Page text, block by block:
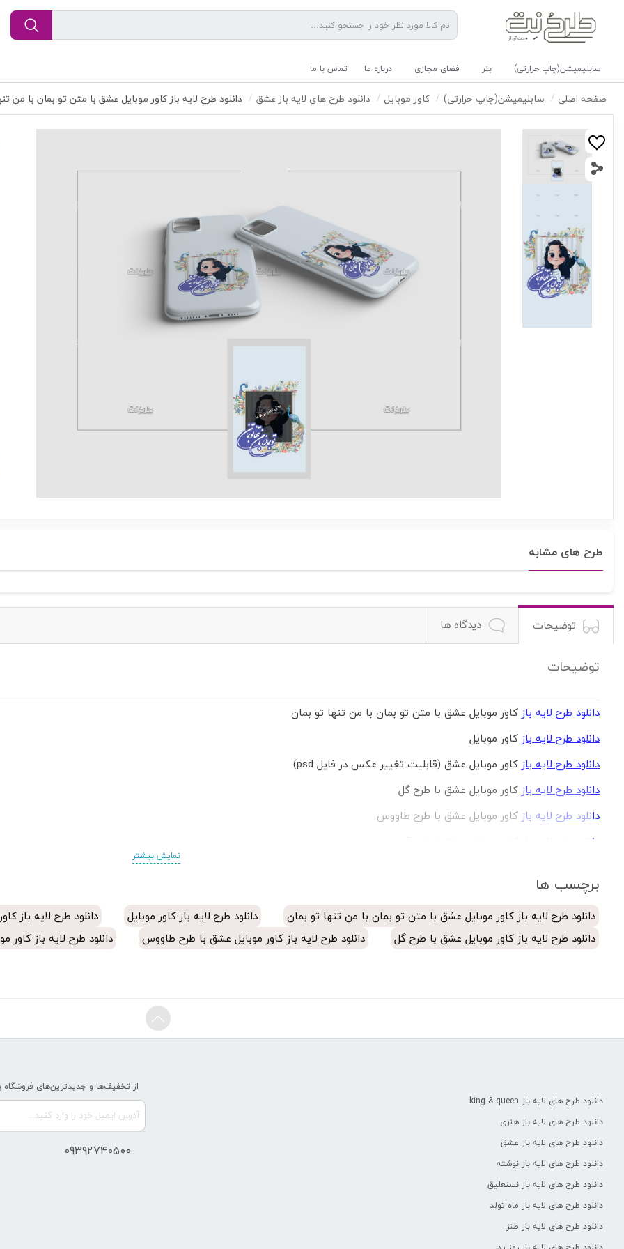
سابلیمیشن(چاپ حرارتی) بنر فضای مجازی درباره ما تماس با ما
صفحه اصلی سابلیمیشن(چاپ حرارتی) کاور موبایل دانلود طرح های لایه باز عشق دانلود طرح لایه باز کاور موبایل عشق با متن تو بمان با من
طرح های مشابه
توضیحات دیدگاه ها
توضیحات
دانلود طرح لایه باز کاور موبایل عشق با متن تو بمان با من تنها تو بمان
دانلود طرح لایه باز کاور موبایل
دانلود طرح لایه باز کاور موبایل عشق (قابلیت تغییر عکس در فایل psd)
دانلود طرح لایه باز کاور موبایل عشق با طرح گل
دانلود طرح لایه باز کاور موبایل عشق با طرح طاووس
دانلود طرح لایه باز
دانلود طرح لایه باز
دانلود طرح لایه بازکاور موبایل عشق جهت چاپ حرارتی
دانلود طرح لایه بازکاور موبایل عشق با طرح گل جهت چاپ حرارتی
نمایش بیشتر
برچسب ها
دانلود طرح لایه باز کاور موبایل عشق با متن تو بمان با من تنها تو بمان دانلود طرح لایه باز کاور موبایل
دانلود طرح لایه باز
دانلود طرح لایه باز کاور موبایل عشق با طرح گل
دانلود طرح لایه باز کاور موبایل عشق با طرح طاووس دانلود طرح لایه باز
دانلود طرح های لایه باز king & queen
دانلود طرح های لایه باز هنری
دانلود طرح های لایه باز عشق
دانلود طرح های لایه باز نوشته
دانلود طرح های لایه باز نستعلیق
دانلود طرح های لایه باز ماه تولد
دانلود طرح های لایه باز طنز
از تخفیف‌ها و جدیدترین‌های فروشگاه
09392740500